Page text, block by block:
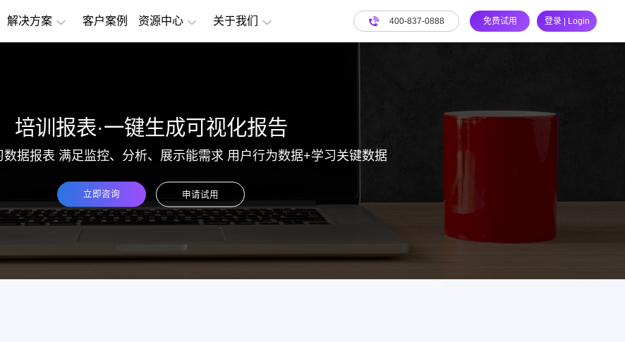
解决方案 客户案例 资源中心 关于我们 400-837-0888 免费试用 登录 | Login
培训报表·一键生成可视化报告
数据报表 满足监控、分析、展示能需求 用户行为数据+学习关键数据
立即咨询 申请试用